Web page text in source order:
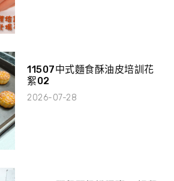
11507中式麵食酥油皮培訓花
絮02
2026-07-28